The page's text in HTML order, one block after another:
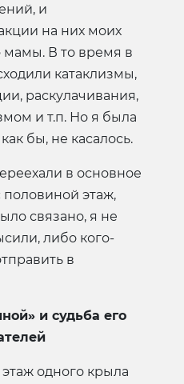
и
на них моих
мамы. В то время в
катаклизмы,
раскулачивания,
и т.п. Но я была
бы, не касалось.
в основное
половиной этаж,
связано, я не
либо кого-
в
и судьба его
одного крыла